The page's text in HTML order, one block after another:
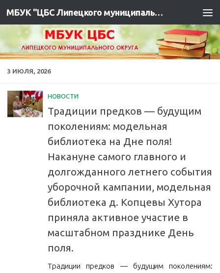
МБУК "ЦБС Липецкого муниципального района"
3 ИЮЛЯ, 2026
НОВОСТИ
Традиции предков — будущим
поколениям: модельная
библиотека на Дне поля!
Накануне самого главного и
долгожданного летнего события
уборочной кампании, модельная
библиотека д. Копцевы Хутора
приняла активное участие в
масштабном празднике День
поля.
Традиции предков — будущим поколениям: